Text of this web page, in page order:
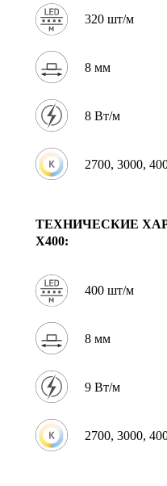
320 шт/м
8 мм
8 Вт/м
2700, 3000,
ТЕХНИЧЕСКИЕ
X400:
400 шт/м
8 мм
9 Вт/м
2700, 3000,